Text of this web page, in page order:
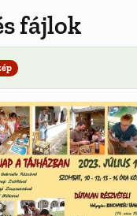
fájlok